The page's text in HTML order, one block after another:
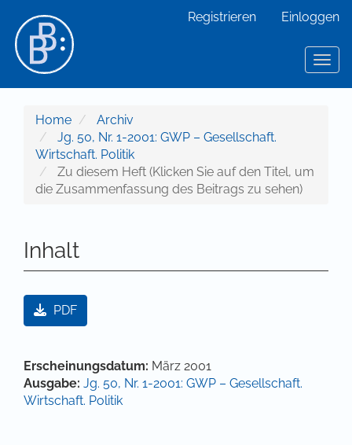
Hauptinhalt
Sidebar
Registrieren Einloggen
Home
Archiv
Jg. 50, Nr. 1-2001: GWP – Gesellschaft.
Wirtschaft. Politik
Zu diesem Heft (Klicken Sie auf den Titel, um
die Zusammenfassung des Beitrags zu sehen)
Inhalt
Artikel-Sidebar
PDF
Hauptsächlicher Artikelinhalt
Artikel-Details
Erscheinungsdatum: März 2001
Ausgabe: Jg. 50, Nr. 1-2001: GWP – Gesellschaft.
Wirtschaft. Politik